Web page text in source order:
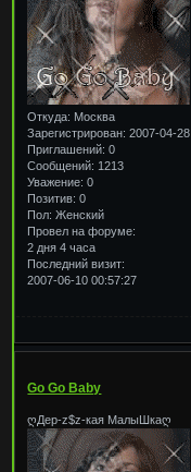
Откуда: Москва
Зарегистрирован: 2007-04-28
Приглашений: 0
Сообщений: 1213
Уважение: 0
Позитив: 0
Пол: Женский
Провел на форуме:
2 дня 4 часа
Последний визит:
2007-06-10 00:57:27
Go Go Baby
ღДер-z$z-кая МалыШкаღ